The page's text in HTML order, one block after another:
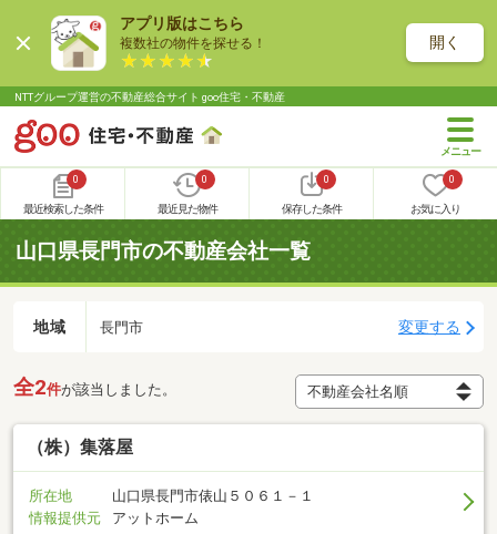
アプリ版はこちら
複数社の物件を探せる！ 開く
NTTグループ運営の不動産総合サイト goo住宅・不動産
0
最近検索した条件
0
最近見た物件
0
保存した条件
0
お気に入り
山口県長門市の不動産会社一覧
地域 長門市 変更する
全2件が該当しました。
（株）集落屋
所在地
山口県長門市俵山５０６１－１
情報提供元
アットホーム